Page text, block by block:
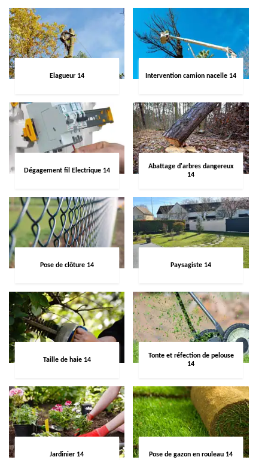
Elagueur 14 Intervention camion nacelle 14
Dégagement fil Electrique 14
Abattage d'arbres dangereux
14
Pose de clôture 14 Paysagiste 14
Taille de haie 14
Tonte et réfection de pelouse
14
Jardinier 14 Pose de gazon en rouleau 14